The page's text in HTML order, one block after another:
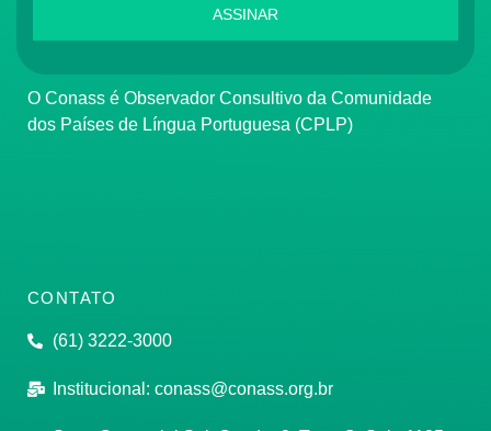
ASSINAR
O Conass é Observador Consultivo da Comunidade
dos Países de Língua Portuguesa (CPLP)
CONTATO
(61) 3222-3000
Institucional: conass@conass.org.br